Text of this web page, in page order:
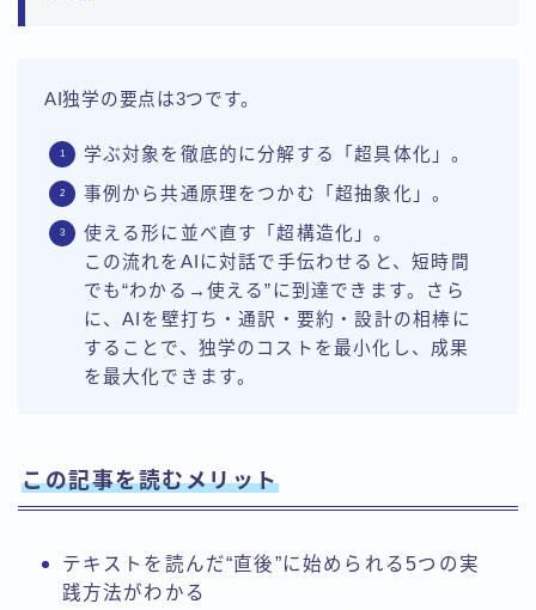
AI独学の要点は3つです。
学ぶ対象を徹底的に分解する「超具体化」。
事例から共通原理をつかむ「超抽象化」。
使える形に並べ直す「超構造化」。
この流れをAIに対話で手伝わせると、短時間
でも“わかる→使える”に到達できます。さら
に、AIを壁打ち・通訳・要約・設計の相棒に
することで、独学のコストを最小化し、成果
を最大化できます。
この記事を読むメリット
テキストを読んだ“直後”に始められる5つの実
践方法がわかる